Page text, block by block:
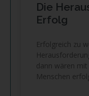
Die
Erfolg
Erfolgreich zu
dann wären
Menschen